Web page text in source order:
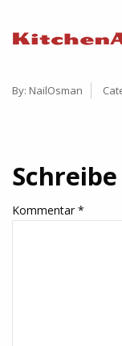
By: NailOsman
Kommentar*